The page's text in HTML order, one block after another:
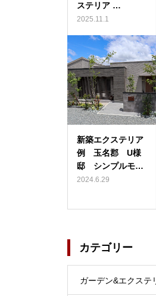
ステリア …
2025.11.1
新築エクステリア
例 玉名郡 U様
邸 シンプルモ…
2024.6.29
カテゴリー
ガーデン&エクステ